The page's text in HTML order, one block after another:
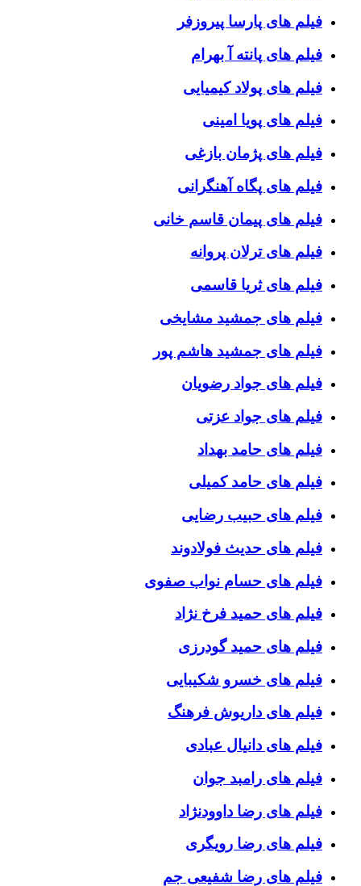
فیلم های پارسا پیروزفر
فیلم های پانته آ بهرام
فیلم های پولاد کیمیایی
فیلم های پویا امینی
فیلم های پژمان بازغی
فیلم های پگاه آهنگرانی
فیلم های پیمان قاسم خانی
فیلم های ترلان پروانه
فیلم های ثریا قاسمی
فیلم های جمشید مشایخی
فیلم های جمشید هاشم پور
فیلم های جواد رضویان
فیلم های جواد عزتی
فیلم های حامد بهداد
فیلم های حامد کمیلی
فیلم های حبیب رضایی
فیلم های حدیث فولادوند
فیلم های حسام نواب صفوی
فیلم های حمید فرخ نژاد
فیلم های حمید گودرزی
فیلم های خسرو شکیبایی
فیلم های داریوش فرهنگ
فیلم های دانیال عبادی
فیلم های رامبد جوان
فیلم های رضا داوودنژاد
فیلم های رضا رویگری
فیلم های رضا شفیعی جم